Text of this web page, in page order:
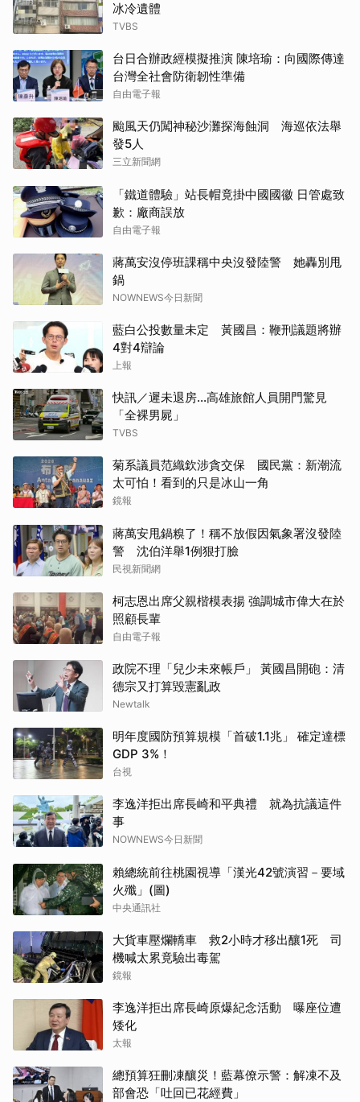
冰冷遺體
TVBS
台日合辦政經模擬推演 陳培瑜：向國際傳達
台灣全社會防衛韌性準備
自由電子報
颱風天仍闖神秘沙灘探海蝕洞 海巡依法舉
發5人
三立新聞網
「鐵道體驗」站長帽竟掛中國國徽 日管處致
歉：廠商誤放
自由電子報
蔣萬安沒停班課稱中央沒發陸警 她轟別甩
鍋
NOWNEWS今日新聞
藍白公投數量未定 黃國昌：鞭刑議題將辦
4對4辯論
上報
快訊／遲未退房...高雄旅館人員開門驚見
「全裸男屍」
TVBS
菊系議員范織欽涉貪交保 國民黨：新潮流
太可怕！看到的只是冰山一角
鏡報
蔣萬安甩鍋糗了！稱不放假因氣象署沒發陸
警 沈伯洋舉1例狠打臉
民視新聞網
柯志恩出席父親楷模表揚 強調城市偉大在於
照顧長輩
自由電子報
政院不理「兒少未來帳戶」 黃國昌開砲：清
德宗又打算毀憲亂政
Newtalk
明年度國防預算規模「首破1.1兆」 確定達標
GDP 3%！
台視
李逸洋拒出席長崎和平典禮 就為抗議這件
事
NOWNEWS今日新聞
賴總統前往桃園視導「漢光42號演習－要域
火殲」(圖)
中央通訊社
大貨車壓爛轎車 救2小時才移出釀1死 司
機喊太累竟驗出毒駕
鏡報
李逸洋拒出席長崎原爆紀念活動 曝座位遭
矮化
太報
總預算狂刪凍釀災！藍幕僚示警：解凍不及
部會恐「吐回已花經費」